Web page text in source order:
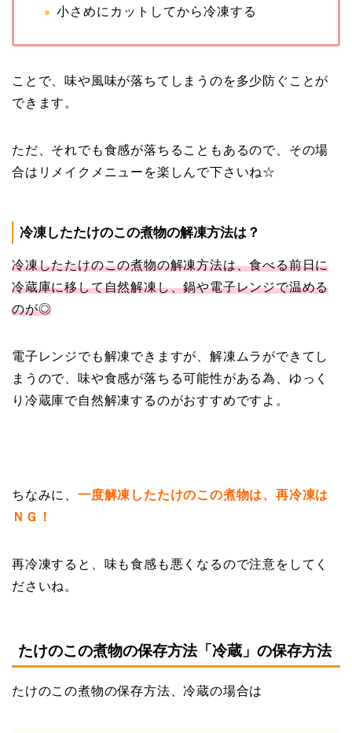
小さめにカットしてから冷凍する
ことで、味や風味が落ちてしまうのを多少防ぐことが
できます。
ただ、それでも食感が落ちることもあるので、その場
合はリメイクメニューを楽しんで下さいね☆
冷凍したたけのこの煮物の解凍方法は？
冷凍したたけのこの煮物の解凍方法は、食べる前日に
冷蔵庫に移して自然解凍し、鍋や電子レンジで温める
のが◎
電子レンジでも解凍できますが、解凍ムラができてし
まうので、味や食感が落ちる可能性がある為、ゆっく
り冷蔵庫で自然解凍するのがおすすめですよ。
ちなみに、 一度解凍したたけのこの煮物は、再冷凍は
ＮＧ！
再冷凍すると、味も食感も悪くなるので注意をしてく
ださいね。
たけのこの煮物の保存方法「冷蔵」の保存方法
たけのこの煮物の保存方法、冷蔵の場合は